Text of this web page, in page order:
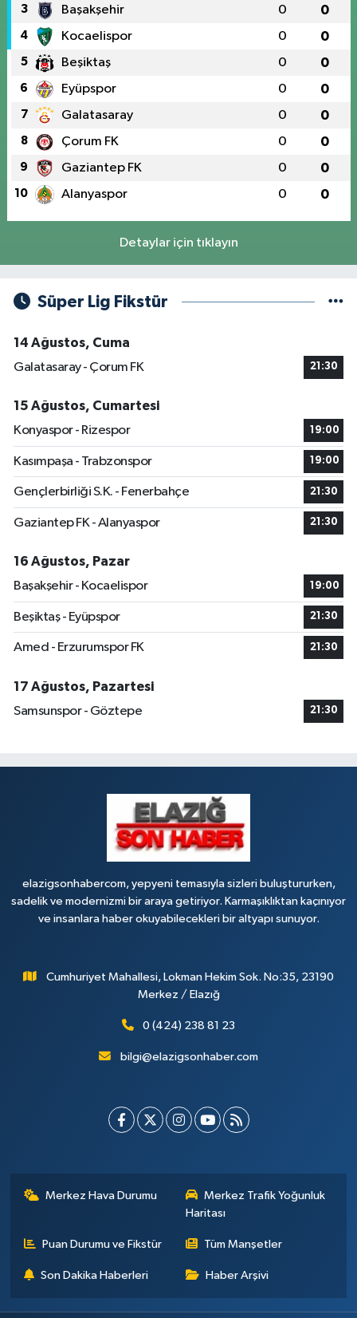
3 Başakşehir 0 0
4 Kocaelispor 0 0
5 Beşiktaş 0 0
6 Eyüpspor 0 0
7 Galatasaray 0 0
8 Çorum FK 0 0
9 Gaziantep FK 0 0
10 Alanyaspor 0 0
Detaylar için tıklayın
Süper Lig Fikstür
14 Ağustos, Cuma
Galatasaray - Çorum FK
21:30
15 Ağustos, Cumartesi
Konyaspor - Rizespor
19:00
Kasımpaşa - Trabzonspor 19:00
Gençlerbirliği S.K. - Fenerbahçe 21:30
Gaziantep FK - Alanyaspor 21:30
16 Ağustos, Pazar
Başakşehir - Kocaelispor
19:00
Beşiktaş - Eyüpspor 21:30
Amed - Erzurumspor FK 21:30
17 Ağustos, Pazartesi
Samsunspor - Göztepe
21:30
elazigsonhabercom, yepyeni temasıyla sizleri buluştururken,
sadelik ve modernizmi bir araya getiriyor. Karmaşıklıktan kaçınıyor
ve insanlara haber okuyabilecekleri bir altyapı sunuyor.
Cumhuriyet Mahallesi, Lokman Hekim Sok. No:35, 23190
Merkez / Elazığ
0 (424) 238 81 23
bilgi@elazigsonhaber.com
Merkez Hava Durumu
Merkez Trafik Yoğunluk
Haritası
Puan Durumu ve Fikstür Tüm Manşetler
Son Dakika Haberleri Haber Arşivi